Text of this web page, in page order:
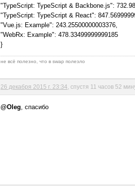
"TypeScript: TypeScript & Backbone.js":
"TypeScript: TypeScript & React":
"Vue.js: Example": 243.25500000003376,
"WebRx: Example": 478.33499999999185
}
не всё полезно, что в swap полезло
26 декабря 2015 г. 23:34 , спустя 11 часов 52
@Oleg, спасибо